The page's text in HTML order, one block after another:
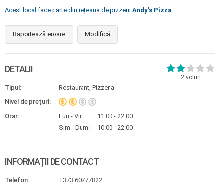
Acest local face parte din rețeaua de pizzerii Andy's Pizza
Raportează eroare Modifică
2 voturi
DETALII
Tipul:
Restaurant, Pizzeria
Nivel de prețuri:
Orar:
Lun - Vin:
11:00 - 22:00
Sim - Dum:
10:00 - 22:00
INFORMAȚII DE CONTACT
Telefon:
+373 60777822